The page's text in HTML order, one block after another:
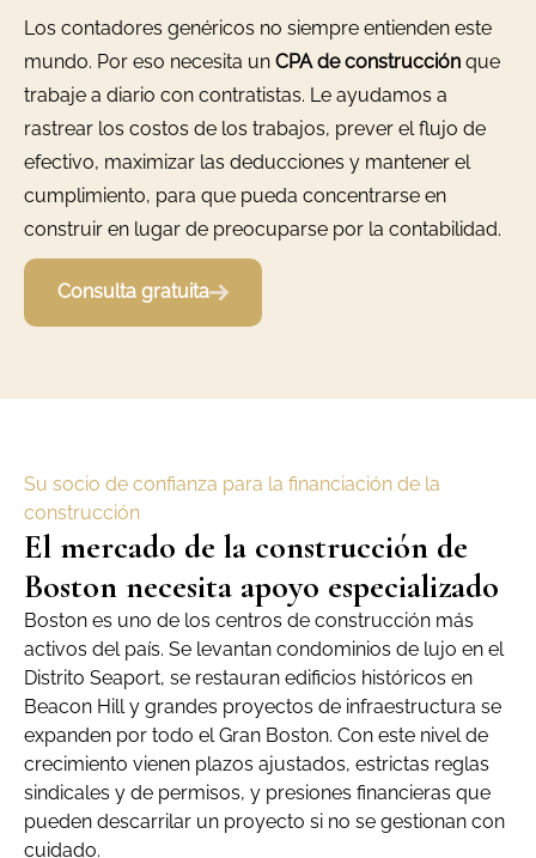
Los contadores genéricos no siempre entienden este
mundo. Por eso necesita un CPA de construcción que
trabaje a diario con contratistas. Le ayudamos a
rastrear los costos de los trabajos, prever el flujo de
efectivo, maximizar las deducciones y mantener el
cumplimiento, para que pueda concentrarse en
construir en lugar de preocuparse por la contabilidad.
Consulta gratuita
Su socio de confianza para la financiación de la
construcción
El mercado de la construcción de
Boston necesita apoyo especializado
Boston es uno de los centros de construcción más
activos del país. Se levantan condominios de lujo en el
Distrito Seaport, se restauran edificios históricos en
Beacon Hill y grandes proyectos de infraestructura se
expanden por todo el Gran Boston. Con este nivel de
crecimiento vienen plazos ajustados, estrictas reglas
sindicales y de permisos, y presiones financieras que
pueden descarrilar un proyecto si no se gestionan con
cuidado.